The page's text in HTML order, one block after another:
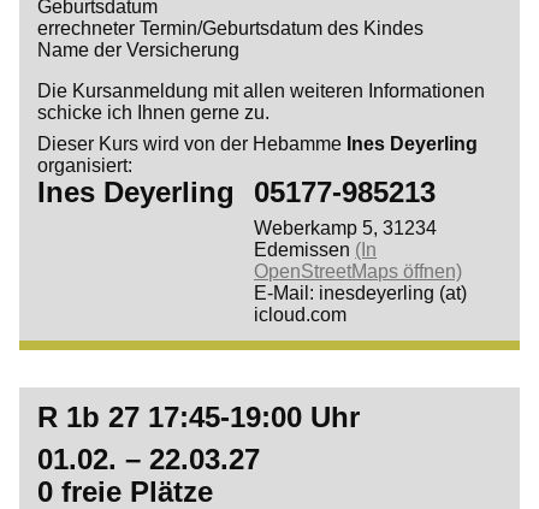
Geburtsdatum
errechneter Termin/Geburtsdatum des Kindes
Name der Versicherung
Die Kursanmeldung mit allen weiteren Informationen
schicke ich Ihnen gerne zu.
Dieser Kurs wird von der Hebamme Ines Deyerling
organisiert:
Ines Deyerling 05177-985213
Weberkamp 5, 31234
Edemissen (In
OpenStreetMaps öffnen)
E-Mail: inesdeyerling (at)
icloud.com
R 1b 27 17:45-19:00 Uhr
01.02. – 22.03.27
0 freie Plätze